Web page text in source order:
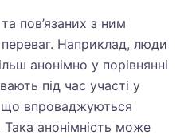
пов’язаних з ним
переваг. Наприклад, люди
анонімно у порівнянні
під час участі у
що впроваджуються
анонімність може